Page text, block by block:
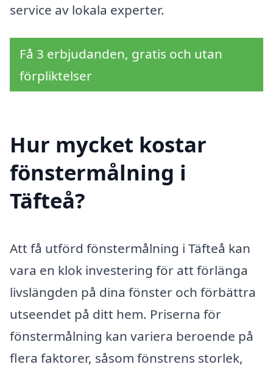
service av lokala experter.
Få 3 erbjudanden, gratis och utan
förpliktelser
Hur mycket kostar
fönstermålning i
Täfteå?
Att få utförd fönstermålning i Täfteå kan
vara en klok investering för att förlänga
livslängden på dina fönster och förbättra
utseendet på ditt hem. Priserna för
fönstermålning kan variera beroende på
flera faktorer, såsom fönstrens storlek,